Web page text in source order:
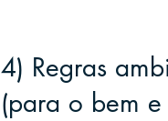
4) Regras
(para o bem